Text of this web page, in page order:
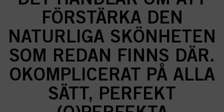
FÖRSTÄRKA DEN
NATURLIGA SKÖNHETEN
SOM REDAN FINNS DÄR.
OKOMPLICERAT PÅ ALLA
SÄTT, PERFEKT